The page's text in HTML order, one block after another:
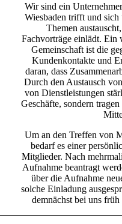
Wir sind ein
Wiesbaden trifft und
Themen
Fachvorträge einlädt. Ein
Gemeinschaft ist die
Kundenkontakte und
daran, dass
Durch den Austausch
von Dienstleistungen
Geschäfte, sondern
Um an den Treffen von
bedarf es einer
Mitglieder. Nach
Aufnahme beantragt
über die Aufnahme
solche Einladung
demnächst bei uns